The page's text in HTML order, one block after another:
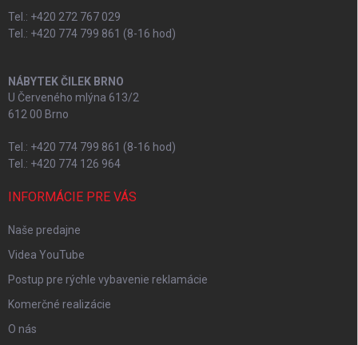
Tel.: +420 272 767 029
Tel.: +420 774 799 861 (8-16 hod)
NÁBYTEK ČILEK BRNO
U Červeného mlýna 613/2
612 00 Brno
Tel.: +420 774 799 861 (8-16 hod)
Tel.: +420 774 126 964
INFORMÁCIE PRE VÁS
Naše predajne
Videa YouTube
Postup pre rýchle vybavenie reklamácie
Komerčné realizácie
O nás